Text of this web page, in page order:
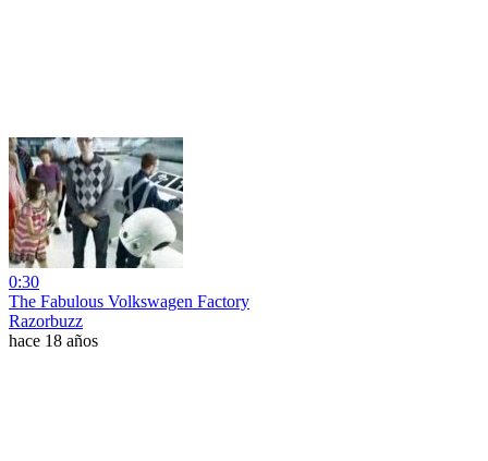
0:30
The Fabulous Volkswagen Factory
Razorbuzz
hace 18 años